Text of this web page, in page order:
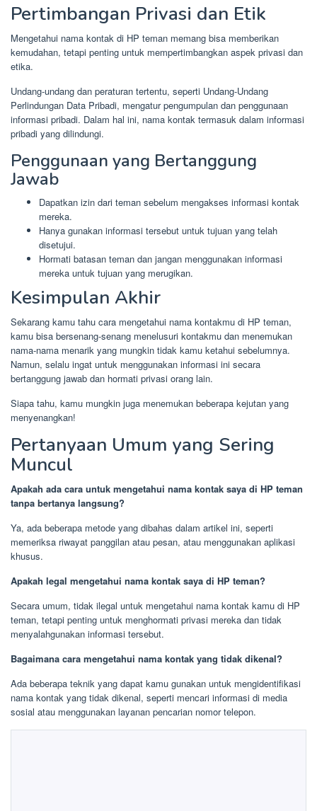
Pertimbangan Privasi dan Etik
Mengetahui nama kontak di HP teman memang bisa memberikan
kemudahan, tetapi penting untuk mempertimbangkan aspek privasi dan
etika.
Undang-undang dan peraturan tertentu, seperti Undang-Undang
Perlindungan Data Pribadi, mengatur pengumpulan dan penggunaan
informasi pribadi. Dalam hal ini, nama kontak termasuk dalam informasi
pribadi yang dilindungi.
Penggunaan yang Bertanggung
Jawab
Dapatkan izin dari teman sebelum mengakses informasi kontak
mereka.
Hanya gunakan informasi tersebut untuk tujuan yang telah
disetujui.
Hormati batasan teman dan jangan menggunakan informasi
mereka untuk tujuan yang merugikan.
Kesimpulan Akhir
Sekarang kamu tahu cara mengetahui nama kontakmu di HP teman,
kamu bisa bersenang-senang menelusuri kontakmu dan menemukan
nama-nama menarik yang mungkin tidak kamu ketahui sebelumnya.
Namun, selalu ingat untuk menggunakan informasi ini secara
bertanggung jawab dan hormati privasi orang lain.
Siapa tahu, kamu mungkin juga menemukan beberapa kejutan yang
menyenangkan!
Pertanyaan Umum yang Sering
Muncul
Apakah ada cara untuk mengetahui nama kontak saya di HP teman
tanpa bertanya langsung?
Ya, ada beberapa metode yang dibahas dalam artikel ini, seperti
memeriksa riwayat panggilan atau pesan, atau menggunakan aplikasi
khusus.
Apakah legal mengetahui nama kontak saya di HP teman?
Secara umum, tidak ilegal untuk mengetahui nama kontak kamu di HP
teman, tetapi penting untuk menghormati privasi mereka dan tidak
menyalahgunakan informasi tersebut.
Bagaimana cara mengetahui nama kontak yang tidak dikenal?
Ada beberapa teknik yang dapat kamu gunakan untuk mengidentifikasi
nama kontak yang tidak dikenal, seperti mencari informasi di media
sosial atau menggunakan layanan pencarian nomor telepon.